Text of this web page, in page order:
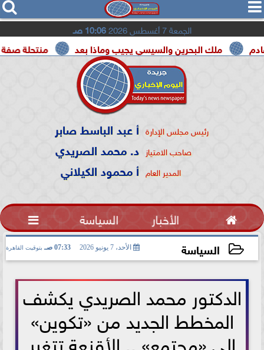
  
الجمعة 7 أغسطس 2026 10:06 صـ
منتحلة صفة صحفية ملك البحرين والسيسي يجيب وماذا بعد
رئيس مجلس الإدارة أ عبد الباسط صابر
صاحب الامتياز د. محمد الصريدي
المدير العام أ محمود الكيلاني
 الأخبار السياسة 
السياسة الأحد، 7 يونيو 2026 07:33 صـ بتوقيت القاهرة
الدكتور محمد الصريدي يكشف
المخطط الجديد من «تكوين»
إلى «مجتمع» .. الأقنعة تتغير